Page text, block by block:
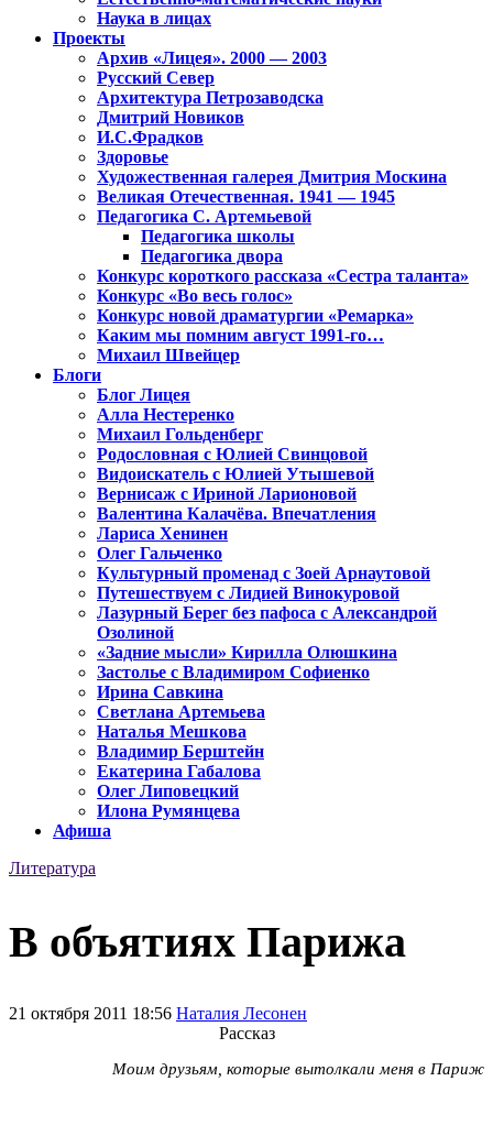
Наука в лицах
Проекты
Архив «Лицея». 2000 — 2003
Русский Север
Архитектура Петрозаводска
Дмитрий Новиков
И.С.Фрадков
Здоровье
Художественная галерея Дмитрия Москина
Великая Отечественная. 1941 — 1945
Педагогика С. Артемьевой
Педагогика школы
Педагогика двора
Конкурс короткого рассказа «Сестра таланта»
Конкурс «Во весь голос»
Конкурс новой драматургии «Ремарка»
Каким мы помним август 1991-го…
Михаил Швейцер
Блоги
Блог Лицея
Алла Нестеренко
Михаил Гольденберг
Родословная с Юлией Свинцовой
Видоискатель с Юлией Утышевой
Вернисаж с Ириной Ларионовой
Валентина Калачёва. Впечатления
Лариса Хенинен
Олег Гальченко
Культурный променад с Зоей Арнаутовой
Путешествуем с Лидией Винокуровой
Лазурный Берег без пафоса с Александрой
Озолиной
«Задние мысли» Кирилла Олюшкина
Застолье с Владимиром Софиенко
Ирина Савкина
Светлана Артемьева
Наталья Мешкова
Владимир Берштейн
Екатерина Габалова
Олег Липовецкий
Илона Румянцева
Афиша
Литература
В объятиях Парижа
21 октября 2011 18:56 Наталия Лесонен
Рассказ
Моим друзьям, которые вытолкали меня в Париж